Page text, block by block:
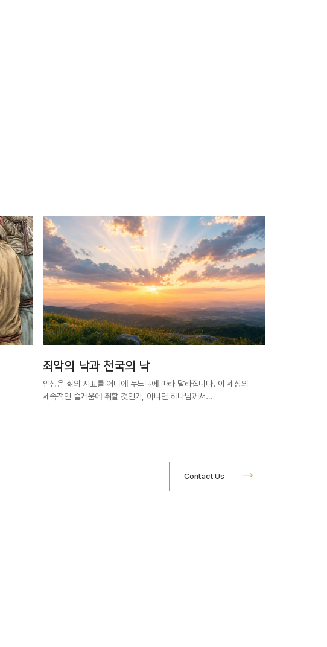
죄악의 낙과 천국의 낙
인생은 삶의 지표를 어디에 두느냐에 따라 달라집니다. 이 세상의
세속적인 즐거움에 취할 것인가, 아니면 하나님께서…
Contact Us